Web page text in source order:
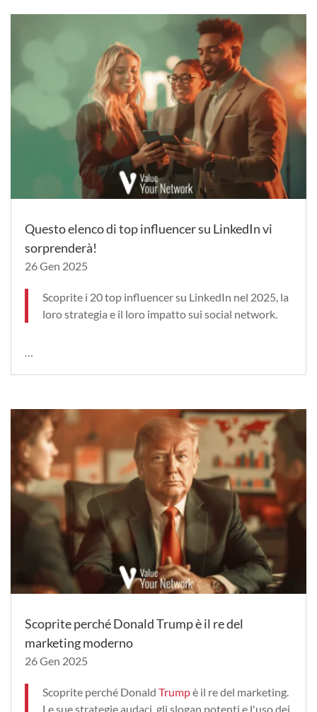
Questo elenco di top influencer su LinkedIn vi
sorprenderà!
26 Gen 2025
Scoprite i 20 top influencer su LinkedIn nel 2025, la
loro strategia e il loro impatto sui social network.
…
Scoprite perché Donald Trump è il re del
marketing moderno
26 Gen 2025
Scoprite perché Donald Trumpè il re del marketing.
Le sue strategie audaci, gli slogan potenti e l'uso dei